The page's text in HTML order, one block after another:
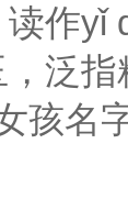
作yǐ
泛
孩名